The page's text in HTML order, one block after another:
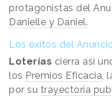
protagonistas del
Danielle y Daniel.
Los éxitos del
Loterías cierra así
los Premios Eficacia ,
por su trayectoria